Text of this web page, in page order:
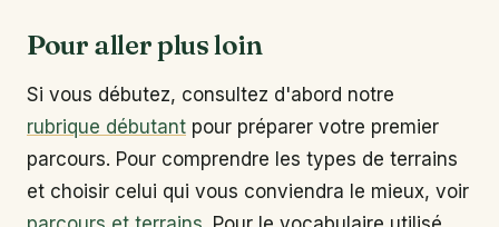
Pour aller plus loin
Si vous débutez, consultez d'abord notre
rubrique débutant pour préparer votre premier
parcours. Pour comprendre les types de terrains
et choisir celui qui vous conviendra le mieux, voir